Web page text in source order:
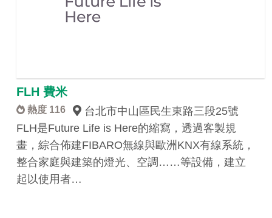
FLH 費米
熱度 116
台北市中山區民生東路三段25號
FLH是Future Life is Here的縮寫，透過客製規
畫，綜合佈建FIBARO無線與歐洲KNX有線系統，
整合家庭與建築的燈光、空調……等設備，建立
起以使用者…